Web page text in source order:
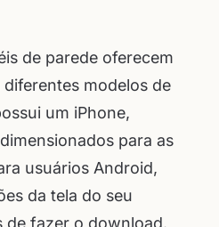
de parede oferecem
modelos de
um iPhone,
para as
usuários Android,
da tela do seu
de fazer o download.